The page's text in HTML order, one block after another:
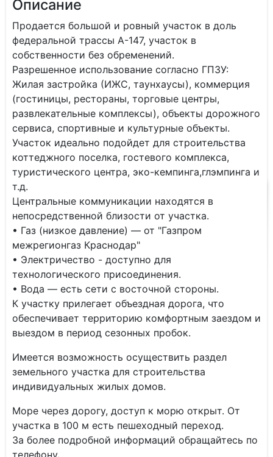
Описание
Продается большой и ровный участок в доль
федеральной трассы А-147, участок в
собственности без обременений.
Разрешенное использование согласно ГПЗУ:
Жилая застройка (ИЖС, таунхаусы), коммерция
(гостиницы, рестораны, торговые центры,
развлекательные комплексы), объекты дорожного
сервиса, спортивные и культурные объекты.
Участок идеально подойдет для строительства
коттеджного поселка, гостевого комплекса,
туристического центра, эко-кемпинга,глэмпинга и
т.д.
Центральные коммуникации находятся в
непосредственной близости от участка.
• Газ (низкое давление) — от "Газпром
межрегионгаз Краснодар"
• Электричество - доступно для
технологического присоединения.
• Вода — есть сети с восточной стороны.
К участку прилегает объездная дорога, что
обеспечивает территорию комфортным заездом и
выездом в период сезонных пробок.
Имеется возможность осуществить раздел
земельного участка для строительства
индивидуальных жилых домов.
Море через дорогу, доступ к морю открыт. От
участка в 100 м есть пешеходный переход.
За более подробной информаций обращайтесь по
телефону.